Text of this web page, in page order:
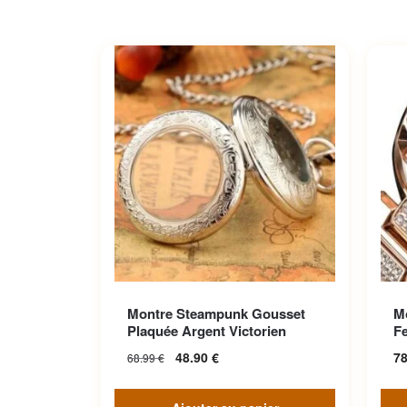
Montre Steampunk Gousset
Plaquée Argent Victorien
68.99€ 48.90 €